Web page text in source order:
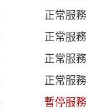
正常服務
正常服務
正常服務
正常服務
暫停服務